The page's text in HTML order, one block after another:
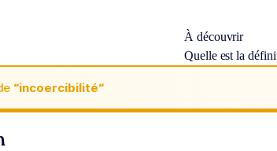
À découvrir
Quelle est la
“incoercibilité“